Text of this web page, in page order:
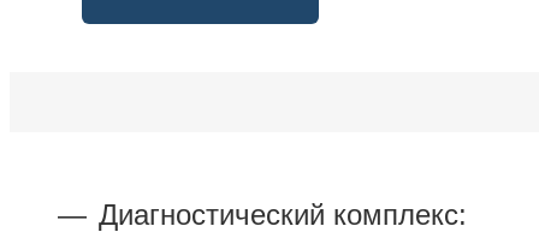
Диагностический комплекс: